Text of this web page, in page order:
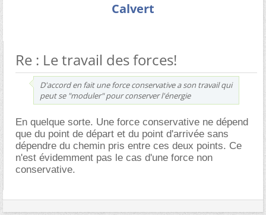
Calvert
Re : Le travail des forces!
D'accord en fait une force conservative a son travail qui
peut se "moduler" pour conserver l'énergie
En quelque sorte. Une force conservative ne dépend
que du point de départ et du point d'arrivée sans
dépendre du chemin pris entre ces deux points. Ce
n'est évidemment pas le cas d'une force non
conservative.